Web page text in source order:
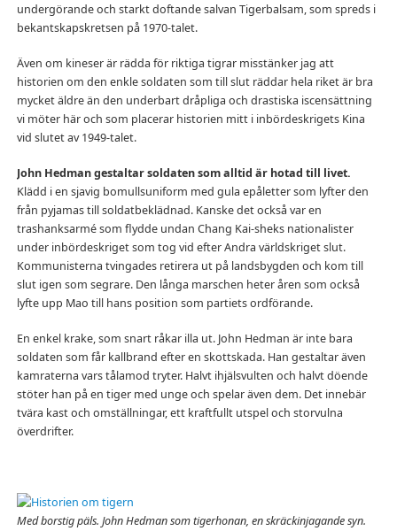
undergörande och starkt doftande salvan Tigerbalsam, som spreds i
bekantskapskretsen på 1970-talet.
Även om kineser är rädda för riktiga tigrar misstänker jag att
historien om den enkle soldaten som till slut räddar hela riket är bra
mycket äldre än den underbart dråpliga och drastiska iscensättning
vi möter här och som placerar historien mitt i inbördeskrigets Kina
vid slutet av 1949-talet.
John Hedman gestaltar soldaten som alltid är hotad till livet.
Klädd i en sjavig bomullsuniform med gula epåletter som lyfter den
från pyjamas till soldatbeklädnad. Kanske det också var en
trashanksarmé som flydde undan Chang Kai-sheks nationalister
under inbördeskriget som tog vid efter Andra världskriget slut.
Kommunisterna tvingades retirera ut på landsbygden och kom till
slut igen som segrare. Den långa marschen heter åren som också
lyfte upp Mao till hans position som partiets ordförande.
En enkel krake, som snart råkar illa ut. John Hedman är inte bara
soldaten som får kallbrand efter en skottskada. Han gestaltar även
kamraterna vars tålamod tryter. Halvt ihjälsvulten och halvt döende
stöter han på en tiger med unge och spelar även dem. Det innebär
tvära kast och omställningar, ett kraftfullt utspel och storvulna
överdrifter.
Med borstig päls. John Hedman som tigerhonan, en skräckinjagande syn.